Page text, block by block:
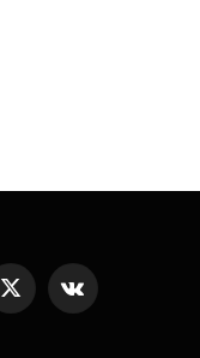
X
(Twitter)
VKontakte